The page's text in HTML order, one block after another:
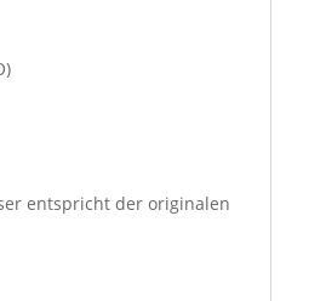
entspricht der originalen